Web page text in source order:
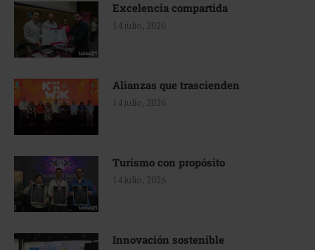
Excelencia compartida
14 julio, 2026
Alianzas que trascienden
14 julio, 2026
Turismo con propósito
14 julio, 2026
Innovación sostenible